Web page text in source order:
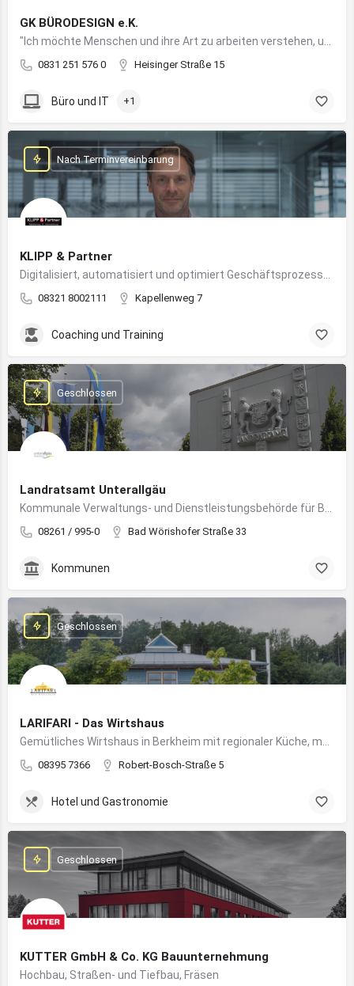
GK BÜRODESIGN e.K.
0831 251 576 0 Heisinger Straße 15
Büro und IT +1
KLIPP & Partner
08321 8002111 Kapellenweg 7
Nach Terminvereinbarung
Coaching und Training
Landratsamt Unterallgäu
08261 / 995-0 Bad Wörishofer Straße 33
Geschlossen
Kommunen
LARIFARI - Das Wirtshaus
08395 7366 Robert-Bosch-Straße 5
Geschlossen
Hotel und Gastronomie
KUTTER GmbH & Co. KG Bauunternehmung
Hochbau, Straßen- und Tiefbau, Fräsen
Geschlossen